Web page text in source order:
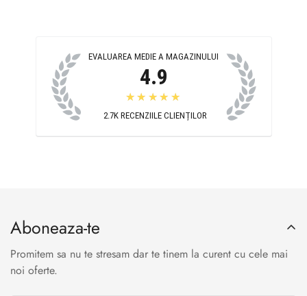
EVALUAREA MEDIE A MAGAZINULUI
4.9
★★★★★
2.7K RECENZIILE CLIENȚILOR
Aboneaza-te
Promitem sa nu te stresam dar te tinem la curent cu cele mai
noi oferte.